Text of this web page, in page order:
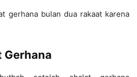
gerhana bulan dua rakaat karena
Gerhana